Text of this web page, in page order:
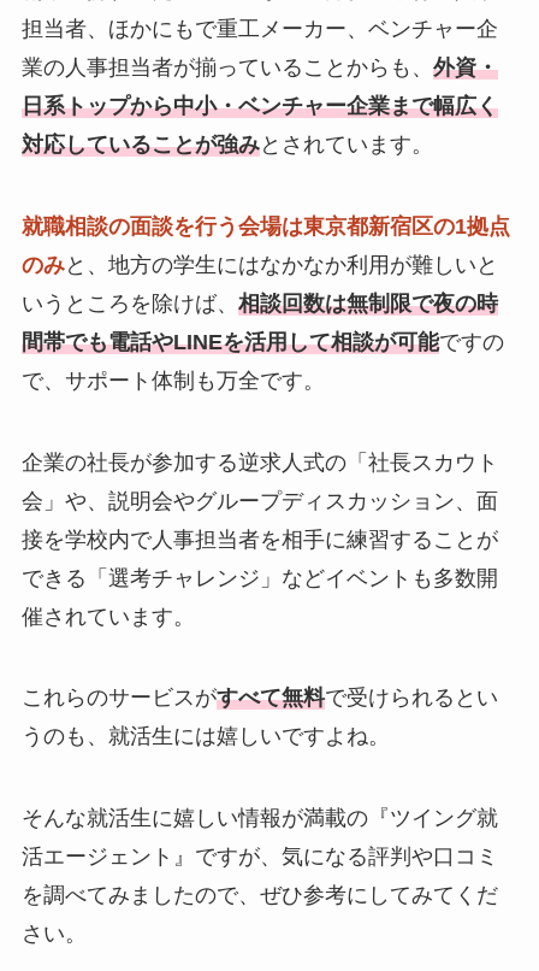
担当者、ほかにもで重工メーカー、ベンチャー企
業の人事担当者が揃っていることからも、 外資・
日系トップから中小・ベンチャー企業まで幅広く
対応していることが強みとされています。
就職相談の面談を行う会場は東京都新宿区の1拠点
のみと、地方の学生にはなかなか利用が難しいと
いうところを除けば、 相談回数は無制限で夜の時
間帯でも電話やLINEを活用して相談が可能ですの
で、サポート体制も万全です。
企業の社長が参加する逆求人式の「社長スカウト
会」や、説明会やグループディスカッション、面
接を学校内で人事担当者を相手に練習することが
できる「選考チャレンジ」などイベントも多数開
催されています。
これらのサービスがすべて無料で受けられるとい
うのも、就活生には嬉しいですよね。
そんな就活生に嬉しい情報が満載の『ツイング就
活エージェント』ですが、気になる評判や口コミ
を調べてみましたので、ぜひ参考にしてみてくだ
さい。